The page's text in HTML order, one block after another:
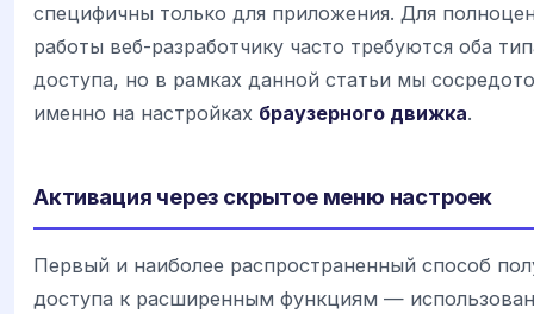
специфичны только для приложения. Для
работы веб-разработчику часто требуются оба
доступа, но в рамках данной статьи мы
именно на настройках браузерного движка.
Активация через скрытое меню настроек
Первый и наиболее распространенный способ
доступа к расширенным функциям —